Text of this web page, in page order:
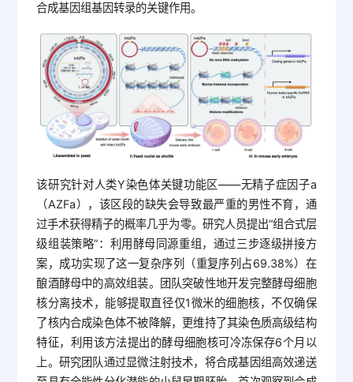
合成基因组基因转录的关键作用。
该研究针对人类Y染色体关键功能区——无精子症因子a
（AZFa），该区段的缺失会导致最严重的男性不育，通
过手术获得精子的概率几乎为零。研究人员提出“组合式层
级组装策略”：利用酵母同源重组，通过三步逐级拼接方
案，成功实现了这一复杂序列（重复序列占69.38%）在
酿酒酵母中的高效组装。团队突破性地开发完整酵母细胞
核分离技术，能够提取直径仅1微米的细胞核，不仅确保
了核内合成染色体不被降解，更维持了其染色质高级结构
特征，利用该方法提出的酵母细胞核可冷冻保存6个月以
上。研究团队通过显微注射技术，将合成基因组高效递送